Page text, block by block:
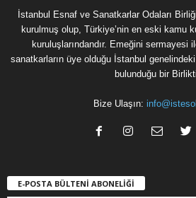
İstanbul Esnaf ve Sanatkarlar Odaları
kurulmuş olup, Türkiye’nin en eski kamu
kuruluşlarındandır. Emeğini sermayesi
sanatkarların üye olduğu İstanbul
bulunduğu bir
Bize Ulaşın:
E-POSTA BÜLTENİ ABONELİĞİ